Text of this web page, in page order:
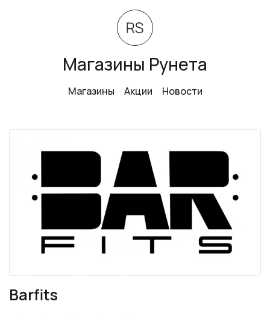
Магазины Рунета
Магазины Акции Новости
Barfits